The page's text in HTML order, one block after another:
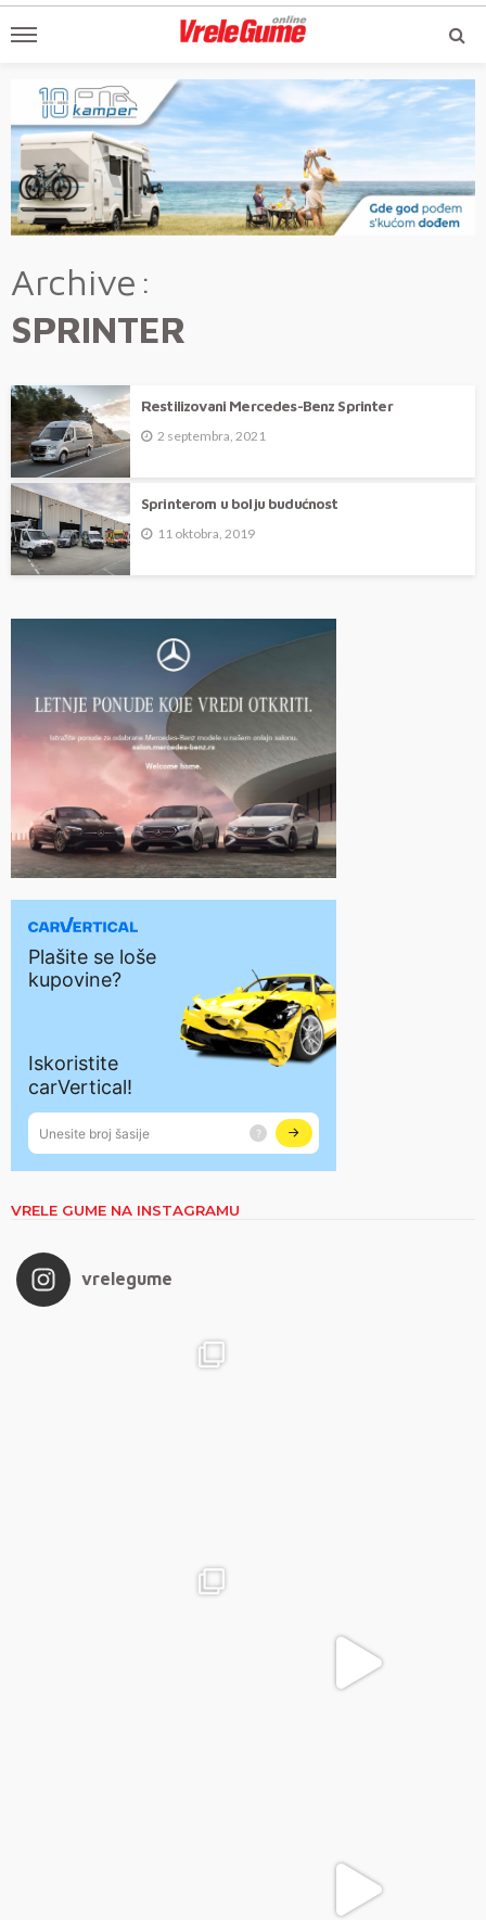
Archive
SPRINTER
Restilizovani Mercedes-Benz Sprinter
2 septembra, 2021
Sprinterom u bolju budućnost
11 oktobra, 2019
VRELE GUME NA INSTAGRAMU
vrelegume